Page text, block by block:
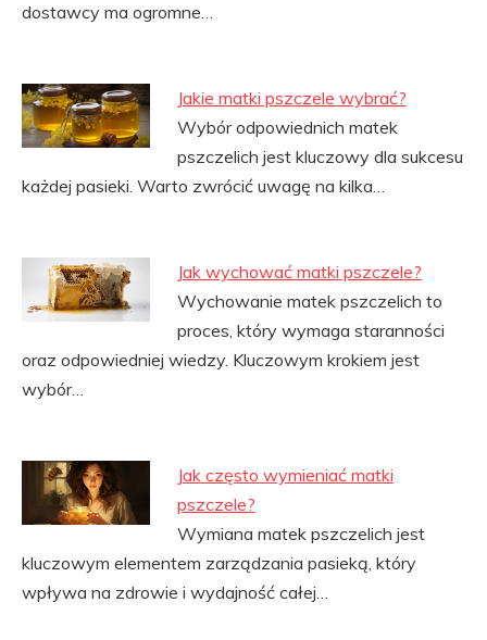
dostawcy ma ogromne…
Jakie matki pszczele wybrać?
Wybór odpowiednich matek
pszczelich jest kluczowy dla sukcesu
każdej pasieki. Warto zwrócić uwagę na kilka…
Jak wychować matki pszczele?
Wychowanie matek pszczelich to
proces, który wymaga staranności
oraz odpowiedniej wiedzy. Kluczowym krokiem jest
wybór…
Jak często wymieniać matki
pszczele?
Wymiana matek pszczelich jest
kluczowym elementem zarządzania pasieką, który
wpływa na zdrowie i wydajność całej…